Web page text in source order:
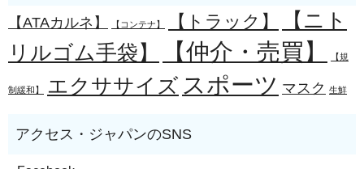
【ATAカルネ】 【コンテナ】 【トラック】
【ニト
リルゴム手袋】
【仲介・売買】 【規
制緩和】 エクササイズ スポーツ マスク 生鮮